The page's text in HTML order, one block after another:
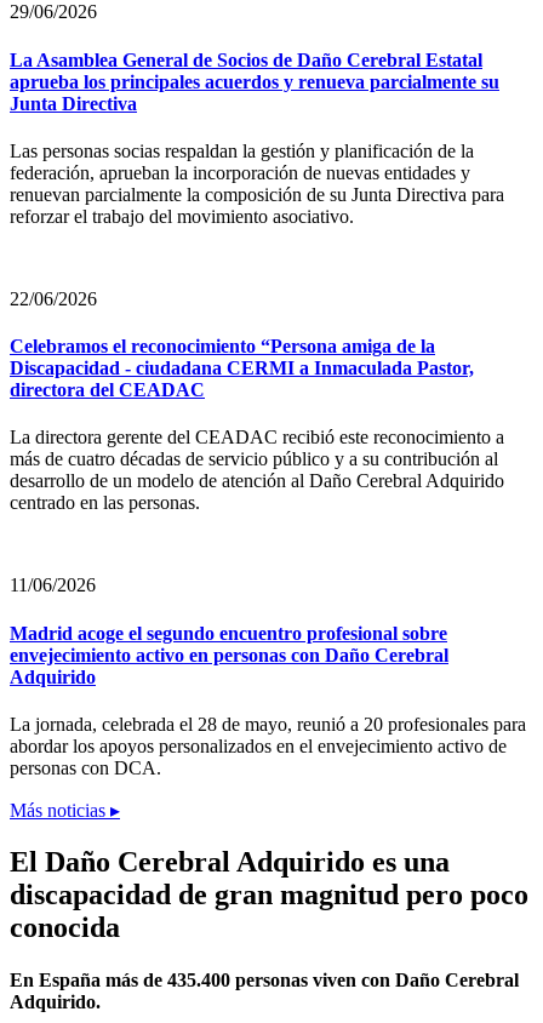
29/06/2026
La Asamblea General de Socios de Daño Cerebral Estatal
aprueba los principales acuerdos y renueva parcialmente su
Junta Directiva
Las personas socias respaldan la gestión y planificación de la
federación, aprueban la incorporación de nuevas entidades y
renuevan parcialmente la composición de su Junta Directiva para
reforzar el trabajo del movimiento asociativo.
22/06/2026
Celebramos el reconocimiento “Persona amiga de la
Discapacidad - ciudadana CERMI a Inmaculada Pastor,
directora del CEADAC
La directora gerente del CEADAC recibió este reconocimiento a
más de cuatro décadas de servicio público y a su contribución al
desarrollo de un modelo de atención al Daño Cerebral Adquirido
centrado en las personas.
11/06/2026
Madrid acoge el segundo encuentro profesional sobre
envejecimiento activo en personas con Daño Cerebral
Adquirido
La jornada, celebrada el 28 de mayo, reunió a 20 profesionales para
abordar los apoyos personalizados en el envejecimiento activo de
personas con DCA.
Más noticias ▸
El Daño Cerebral Adquirido es una
discapacidad de gran magnitud pero poco
conocida
En España más de 435.400 personas viven con Daño Cerebral
Adquirido.